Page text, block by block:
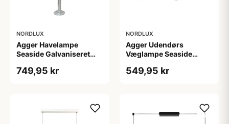
NORDLUX
Agger Havelampe
Seaside Galvaniseret
749,95 kr
NORDLUX
Agger Udendørs
Væglampe Seaside
Nordlux
549,95 kr